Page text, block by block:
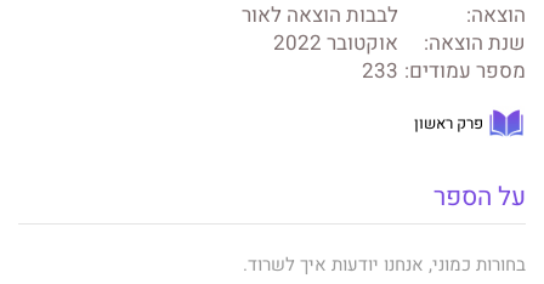
הוצאה:
לבבות הוצאה לאור
שנת הוצאה:
אוקטובר 2022
מספר עמודים: 233
פרק ראשון
על הספר
בחורות כמוני, אנחנו יודעות איך לשרוד.